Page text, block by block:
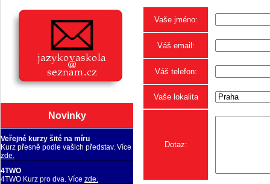
Novinky
Veřejné kurzy šité na míru
Kurz přesně podle vašich představ. Více
zde.
4TWO
4TWO Kurz pro dva. Více zde.
Vaše jméno:
Váš email:
Váš telefon:
Vaše lokalita
Dotaz: